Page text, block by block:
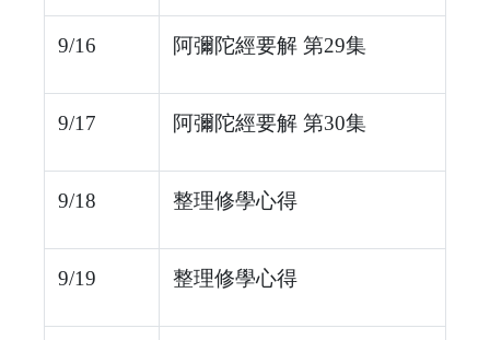
9/16 阿彌陀經要解 第29集
9/17 阿彌陀經要解 第30集
9/18 整理修學心得
9/19 整理修學心得